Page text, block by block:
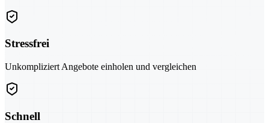
Stressfrei
Unkompliziert Angebote einholen und vergleichen
Schnell